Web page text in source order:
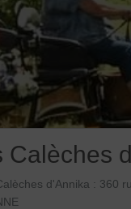
Calèches
d'Annika : 360